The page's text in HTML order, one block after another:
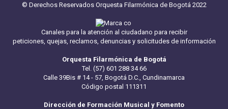
© Derechos Reservados Orquesta Filarmónica de Bogotá 2022
Canales para la atención al ciudadano para recibir
peticiones, quejas, reclamos, denuncias y solicitudes de información
Orquesta Filarmónica de Bogotá
Tel. (57) 601 288 34 66
Calle 39Bis # 14 - 57, Bogotá D.C., Cundinamarca
Código postal 111311
Dirección de Formación Musical y Fomento